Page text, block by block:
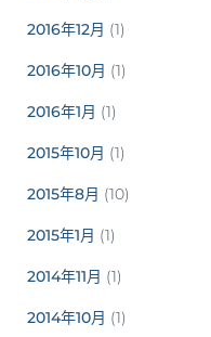
2016年12月 (1)
2016年10月 (1)
2016年1月 (1)
2015年10月 (1)
2015年8月 (10)
2015年1月 (1)
2014年11月 (1)
2014年10月 (1)